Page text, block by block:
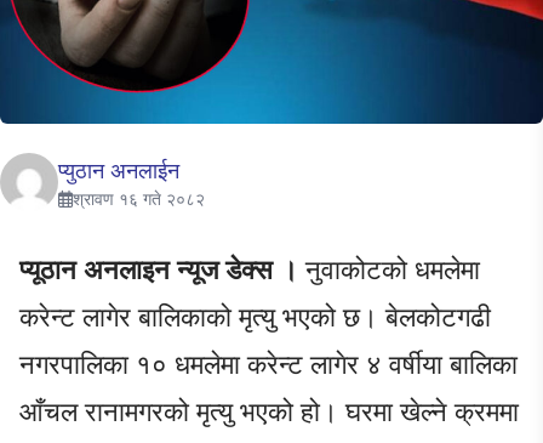
प्युठान अनलाईन
श्रावण १६ गते २०८२
प्यूठान अनलाइन न्यूज डेक्स ।नुवाकोटको धमलेमा
करेन्ट लागेर बालिकाको मृत्यु भएको छ। बेलकोटगढी
नगरपालिका १० धमलेमा करेन्ट लागेर ४ वर्षीया बालिका
आँचल रानामगरको मृत्यु भएको हो। घरमा खेल्ने क्रममा